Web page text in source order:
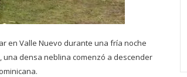
en Valle Nuevo durante una fría noche
densa neblina comenzó a descender